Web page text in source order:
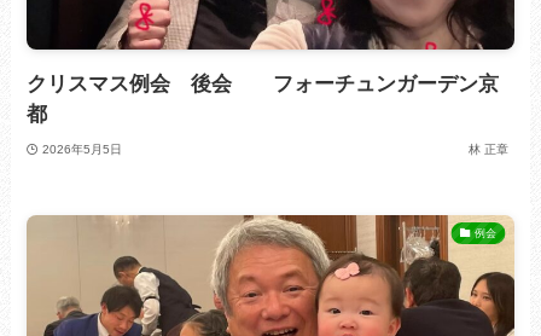
クリスマス例会 後会 フォーチュンガーデン京
都
2026年5月5日 林 正章
例会